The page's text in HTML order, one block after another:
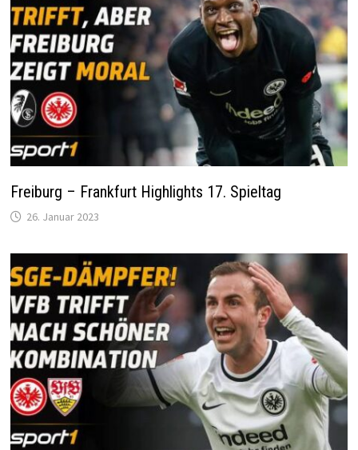
Freiburg – Frankfurt Highlights 17. Spieltag
26. Januar 2023